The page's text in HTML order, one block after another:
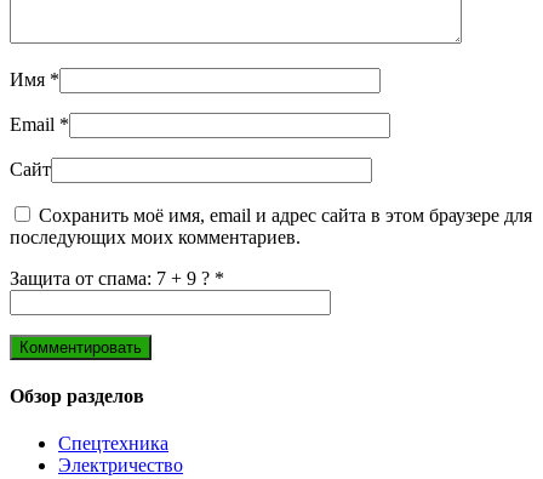
Имя *
Email *
Сайт
Сохранить моё имя, email и адрес сайта в этом браузере для
последующих моих комментариев.
Защита от спама: 7 + 9 ? *
Обзор разделов
Спецтехника
Электричество